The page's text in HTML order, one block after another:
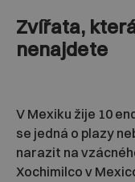
Zvířata,
nenajdete
V Mexiku žije 10
se jedná o plazy
narazit na
Xochimilco v